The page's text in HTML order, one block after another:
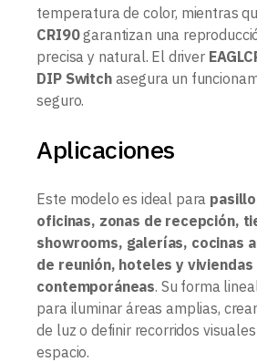
temperatura de color, mientras
CRI90garantizan una
precisa y natural. El driver
DIP Switchasegura un
seguro.
Aplicaciones
Este modelo es ideal para
oficinas, zonas de recepción,
showrooms, galerías, cocinas
de reunión, hoteles y viviendas
contemporáneas. Su forma
para iluminar áreas amplias,
de luz o definir recorridos
espacio.